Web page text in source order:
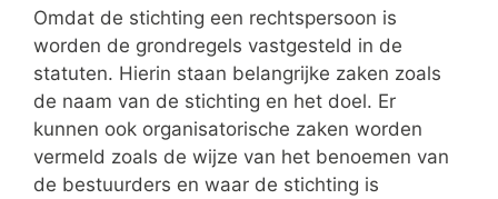
Omdat de stichting een rechtspersoon is
worden de grondregels vastgesteld in de
statuten. Hierin staan belangrijke zaken zoals
de naam van de stichting en het doel. Er
kunnen ook organisatorische zaken worden
vermeld zoals de wijze van het benoemen van
de bestuurders en waar de stichting is